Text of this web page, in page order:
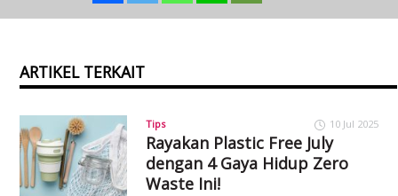
ARTIKEL TERKAIT
Tips 10 Jul 2025
Rayakan Plastic Free July
dengan 4 Gaya Hidup Zero
Waste Ini!